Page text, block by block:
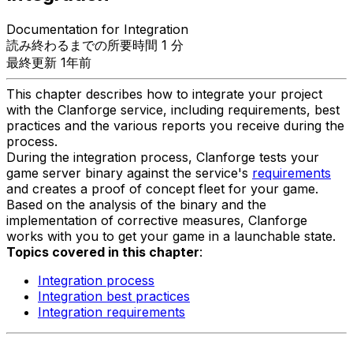
Documentation for Integration
読み終わるまでの所要時間 1 分
最終更新 1年前
This chapter describes how to integrate your project
with the Clanforge service, including requirements, best
practices and the various reports you receive during the
process.
During the integration process, Clanforge tests your
game server binary against the service's requirements
and creates a proof of concept fleet for your game.
Based on the analysis of the binary and the
implementation of corrective measures, Clanforge
works with you to get your game in a launchable state.
Topics covered in this chapter:
Integration process
Integration best practices
Integration requirements